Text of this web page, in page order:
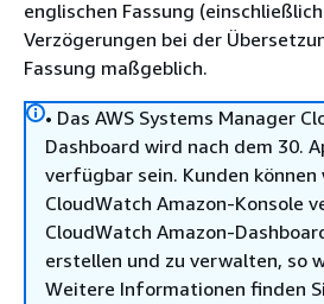
englischen Fassung
Verzögerungen bei der
Fassung maßgeblich.
• Das AWS Systems Manager
Dashboard wird nach dem 30.
verfügbar sein. Kunden
CloudWatch Amazon-Konsole
CloudWatch Amazon-
erstellen und zu verwalten, so
Weitere Informationen finden